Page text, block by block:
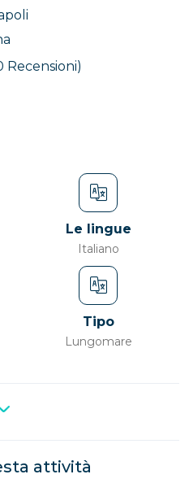
Recensioni)
Le lingue
Italiano
Tipo
Lungomare
attività